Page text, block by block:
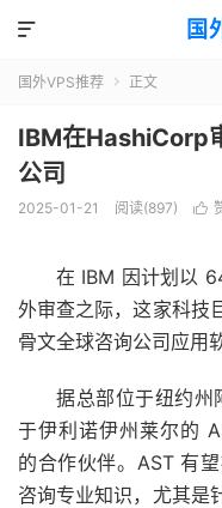
国

国外VPS推荐  正文
IBM在HashiCorp
公司
2025-01-21 阅读(897) 
在 IBM 因计划以
外审查之际，这家科技
骨文全球咨询公司应用
据总部位于纽约州
于伊利诺伊州莱尔的
的合作伙伴。AST 有
咨询专业知识，尤其是